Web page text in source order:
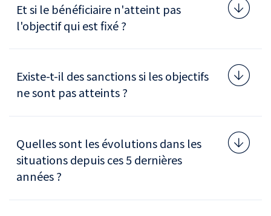
Et si le bénéficiaire n'atteint pas
l'objectif qui est fixé ?
Existe-t-il des sanctions si les objectifs
ne sont pas atteints ?
Quelles sont les évolutions dans les
situations depuis ces 5 dernières
années ?